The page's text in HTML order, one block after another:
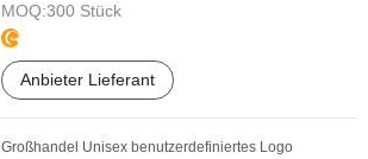
MOQ:300 Stück
Anbieter Lieferant
Großhandel Unisex benutzerdefiniertes Logo